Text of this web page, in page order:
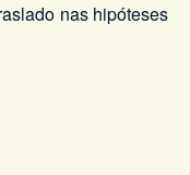
nas hipóteses